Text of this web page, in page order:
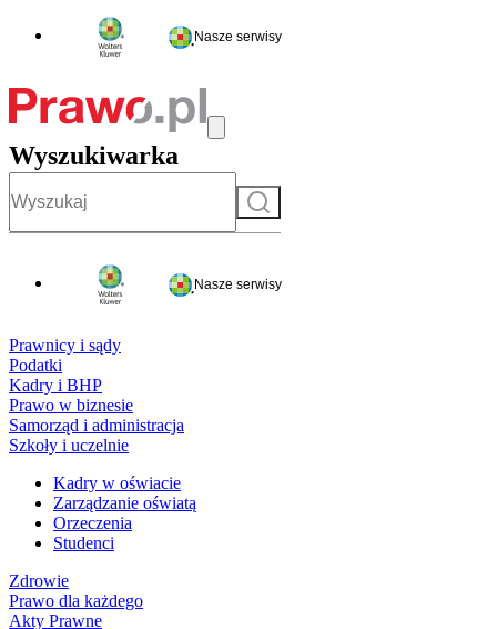
Nasze serwisy
Wyszukiwarka
Szukaj
Nasze serwisy
Prawnicy i sądy
Podatki
Kadry i BHP
Prawo w biznesie
Samorząd i administracja
Szkoły i uczelnie
Kadry w oświacie
Zarządzanie oświatą
Orzeczenia
Studenci
Zdrowie
Prawo dla każdego
Akty Prawne